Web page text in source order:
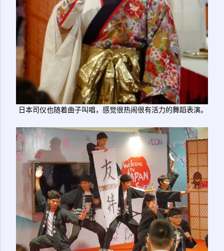
日本司仪也随着曲子叫唱，感觉很热闹很有活力的舞蹈表演。